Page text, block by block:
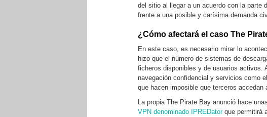
del sitio al llegar a un acuerdo con la parte
frente a una posible y carísima demanda
¿Cómo afectará el caso The
En este caso, es necesario mirar lo
hizo que el número de sistemas de
ficheros disponibles y de usuarios activos.
navegación confidencial y servicios como
que hacen imposible que terceros
La propia The Pirate Bay anunció hace
VPN denominado IPREDatorque permitirá